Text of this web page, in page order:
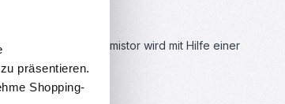
präsentieren.
Shopping-
Der Thermistor wird mit Hilfe einer